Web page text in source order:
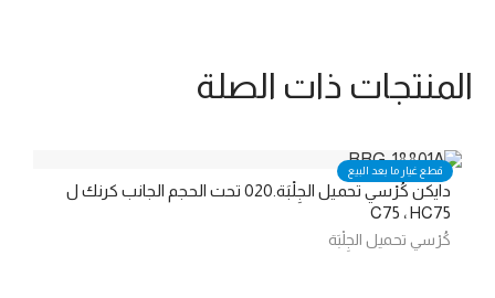
المنتجات ذات الصلة
قطع غيار ما بعد البيع
دايكن كُرْسي تحميل الجِلْبَة.020 تحت الحجم الجانب كرنك ل
C75 ، HC75
كُرْسي تحميل الجِلْبَة